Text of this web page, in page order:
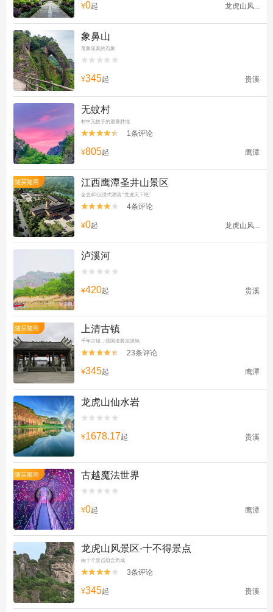
¥0起 龙虎山风...
象鼻山
形象逼真的石象


¥345起 贵溪
无蚊村
村中无蚊子的避暑胜地

 1条评论
¥805起 鹰潭
随买随用 江西鹰潭圣井山景区
全息4D沉浸式漂流 “龙虎天下绝”

 4条评论
¥0起 龙虎山风...
泸溪河


¥420起 贵溪
随买随用 上清古镇
千年古镇，我国道教发源地

 23条评论
¥345起 鹰潭
龙虎山仙水岩


¥1678.17起 贵溪
随买随用 古越魔法世界


¥0起 鹰潭
龙虎山风景区-十不得景点
由十个景点组合而成

 3条评论
¥345起 贵溪